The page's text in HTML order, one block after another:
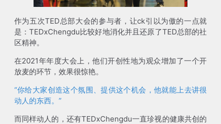
作为五次TED总部大会的参与者，让ck引以为傲的一点就
是：TEDxChengdu比较好地消化并且还原了TED总部的社
区精神。
在2021年年度大会上，他们开创性地为观众增加了一个开
放麦的环节，效果很惊艳。
“你给大家创造这个氛围、提供这个机会，他就能上去讲很
动人的东西。”
而同样动人的，还有TEDxChengdu一直珍视的健康共创的